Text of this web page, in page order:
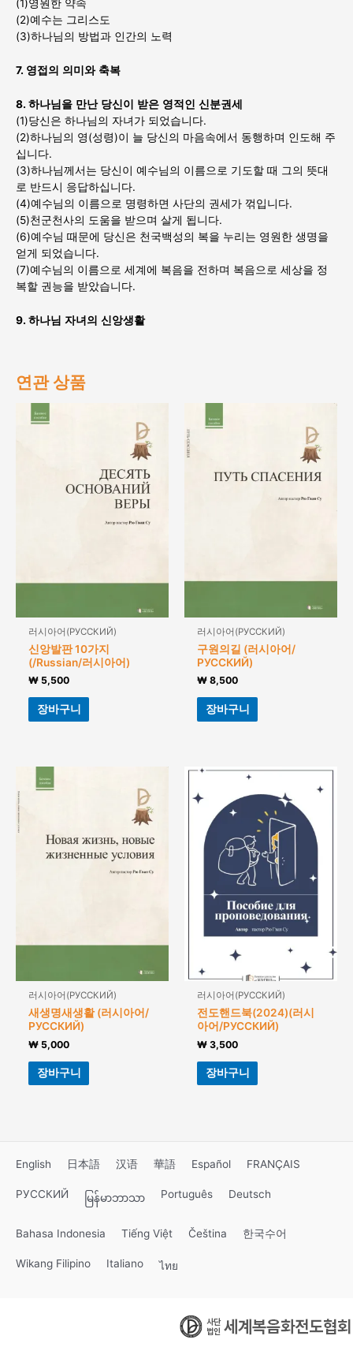
(1)영원한 약속
(2)예수는 그리스도
(3)하나님의 방법과 인간의 노력
7. 영접의 의미와 축복
8. 하나님을 만난 당신이 받은 영적인 신분권세
(1)당신은 하나님의 자녀가 되었습니다.
(2)하나님의 영(성령)이 늘 당신의 마음속에서 동행하며 인도해 주
십니다.
(3)하나님께서는 당신이 예수님의 이름으로 기도할 때 그의 뜻대
로 반드시 응답하십니다.
(4)예수님의 이름으로 명령하면 사단의 권세가 꺾입니다.
(5)천군천사의 도움을 받으며 살게 됩니다.
(6)예수님 때문에 당신은 천국백성의 복을 누리는 영원한 생명을
얻게 되었습니다.
(7)예수님의 이름으로 세계에 복음을 전하며 복음으로 세상을 정
복할 권능을 받았습니다.
9. 하나님 자녀의 신앙생활
연관 상품
러시아어(РУССКИЙ)
신앙발판 10가지
(/Russian/러시아어)
₩ 5,500
장바구니
러시아어(РУССКИЙ)
구원의길 (러시아어/
РУССКИЙ)
₩ 8,500
장바구니
러시아어(РУССКИЙ)
새생명새생활 (러시아어/
РУССКИЙ)
₩ 5,000
장바구니
러시아어(РУССКИЙ)
전도핸드북(2024)(러시
아어/РУССКИЙ)
₩ 3,500
장바구니
English 日本語 汉语 華語 Español FRANÇAIS
РУССКИЙ မြန်မာဘာသာ Português Deutsch
Bahasa Indonesia Tiếng Việt Čeština 한국수어
Wikang Filipino Italiano ไทย